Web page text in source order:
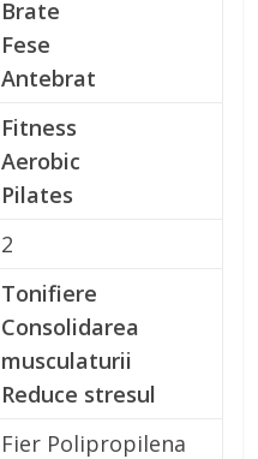
Brate
Fese
Antebrat
Fitness
Aerobic
Pilates
2
Tonifiere
Consolidarea
musculaturii
Reduce stresul
Fier Polipropilena